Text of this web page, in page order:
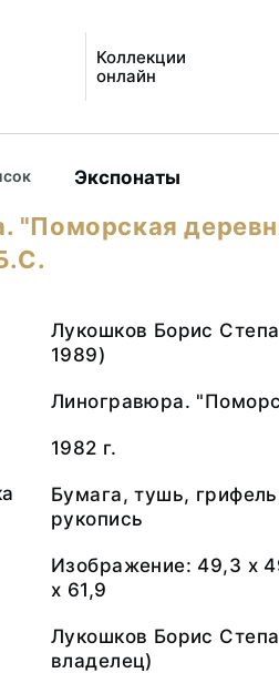
Коллекции
онлайн
Экспонаты
"Поморская
Лукошков Борис
1989)
Линогравюра.
1982 г.
Бумага, тушь,
рукопись
Изображение: 49,3 х
х 61,9
Лукошков Борис
владелец)